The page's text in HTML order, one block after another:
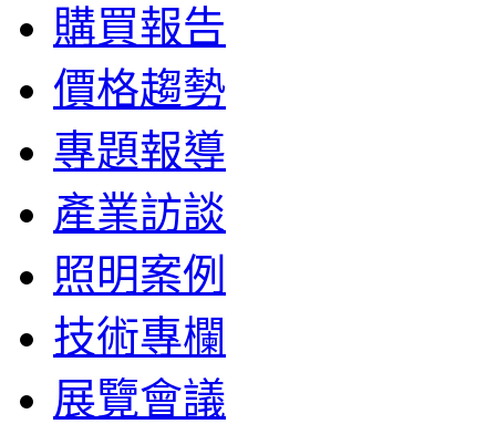
購買報告
價格趨勢
專題報導
產業訪談
照明案例
技術專欄
展覽會議